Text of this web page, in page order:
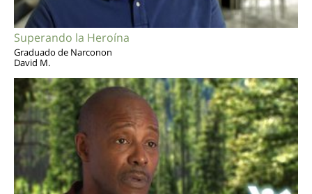
Superando la Heroína
Graduado de Narconon
David M.